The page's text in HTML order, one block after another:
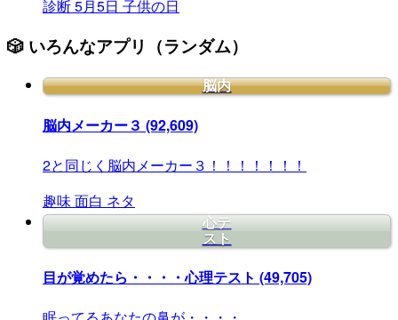
診断5月5日 子供の日
🎲 いろんなアプリ（ランダム）
脳内
脳内メーカー３ (92,609)
2と同じく脳内メーカー３！！！！！！！
趣味面白 ネタ
心テ
スト
目が覚めたら・・・・心理テスト (49,705)